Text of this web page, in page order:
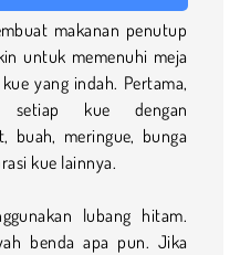
makanan penutup
untuk memenuhi meja
yang indah. Pertama,
setiap kue dengan
buah, meringue, bunga
kue lainnya.
lubang hitam.
benda apa pun. Jika